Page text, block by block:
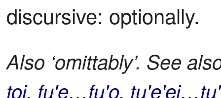
discursive: optionally.
Also ‘omittably’. See
toi, fu'e…fu'o, tu'e'ei…